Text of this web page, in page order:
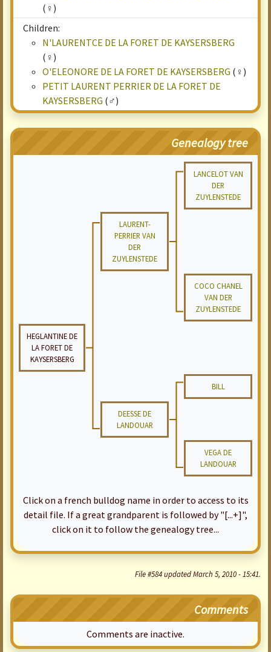
(♀)
Children:
N'LAURENTCE DE LA FORET DE KAYSERSBERG
(♀)
O'ELEONORE DE LA FORET DE KAYSERSBERG (♀)
PETIT LAURENT PERRIER DE LA FORET DE
KAYSERSBERG (♂)
Genealogy tree
LANCELOT VAN
DER
ZUYLENSTEDE
LAURENT-
PERRIER VAN
DER
ZUYLENSTEDE
COCO CHANEL
VAN DER
ZUYLENSTEDE
HEGLANTINE DE
LA FORET DE
KAYSERSBERG
BILL
DEESSE DE
LANDOUAR
VEGA DE
LANDOUAR
Click on a french bulldog name in order to access to its
detail file. If a great grandparent is followed by "[...+]",
click on it to follow the genealogy tree...
File #584 updated March 5, 2010 - 15:41.
Comments
Comments are inactive.